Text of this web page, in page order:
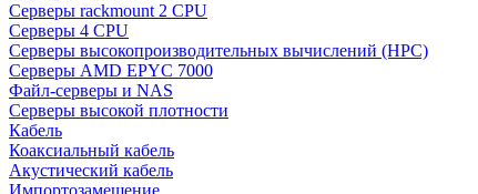
Серверы rackmount 2 CPU
Серверы 4 CPU
Серверы высокопроизводительных вычислений (HPC)
Серверы AMD EPYC 7000
Файл-серверы и NAS
Серверы высокой плотности
Кабель
Коаксиальный кабель
Акустический кабель
Импортозамещение